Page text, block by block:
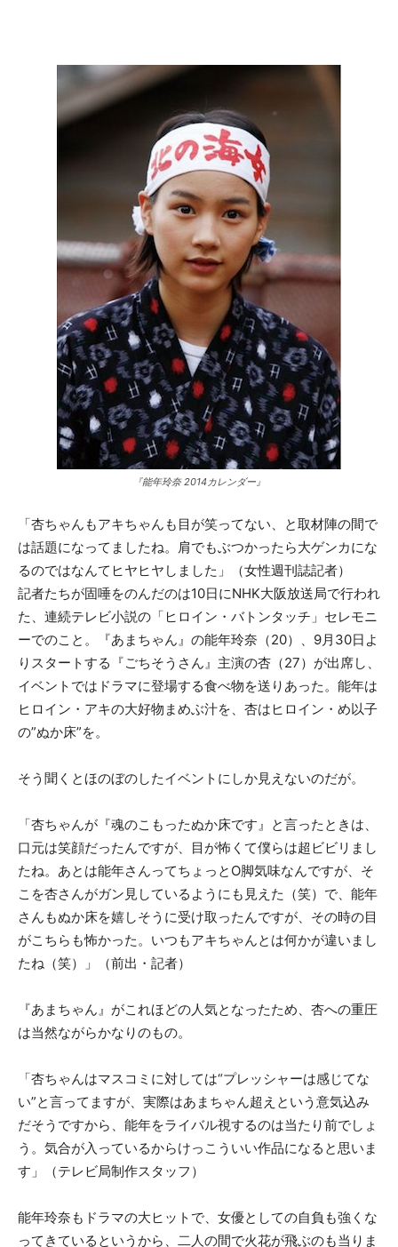
『能年玲奈 2014カレンダー』
「杏ちゃんもアキちゃんも目が笑ってない、と取材陣の間で
は話題になってましたね。肩でもぶつかったら大ゲンカにな
るのではなんてヒヤヒヤしました」（女性週刊誌記者）
記者たちが固唾をのんだのは10日にNHK大阪放送局で行われ
た、連続テレビ小説の「ヒロイン・バトンタッチ」セレモニ
ーでのこと。『あまちゃん』の能年玲奈（20）、9月30日よ
りスタートする『ごちそうさん』主演の杏（27）が出席し、
イベントではドラマに登場する食べ物を送りあった。能年は
ヒロイン・アキの大好物まめぶ汁を、杏はヒロイン・め以子
の”ぬか床”を。
そう聞くとほのぼのしたイベントにしか見えないのだが。
「杏ちゃんが『魂のこもったぬか床です』と言ったときは、
口元は笑顔だったんですが、目が怖くて僕らは超ビビリまし
たね。あとは能年さんってちょっとO脚気味なんですが、そ
こを杏さんがガン見しているようにも見えた（笑）で、能年
さんもぬか床を嬉しそうに受け取ったんですが、その時の目
がこちらも怖かった。いつもアキちゃんとは何かが違いまし
たね（笑）」（前出・記者）
『あまちゃん』がこれほどの人気となったため、杏への重圧
は当然ながらかなりのもの。
「杏ちゃんはマスコミに対しては“プレッシャーは感じてな
い”と言ってますが、実際はあまちゃん超えという意気込み
だそうですから、能年をライバル視するのは当たり前でしょ
う。気合が入っているからけっこういい作品になると思いま
す」（テレビ局制作スタッフ）
能年玲奈もドラマの大ヒットで、女優としての自負も強くな
ってきているというから、二人の間で火花が飛ぶのも当りま